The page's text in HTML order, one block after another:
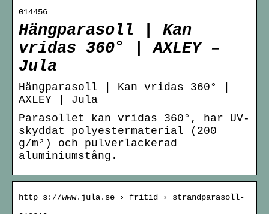
014456
Hängparasoll | Kan
vridas 360° | AXLEY –
Jula
Hängparasoll | Kan vridas 360° |
AXLEY | Jula
Parasollet kan vridas 360°, har UV-
skyddat polyestermaterial (200
g/m²) och pulverlackerad
aluminiumstång.
http s://www.jula.se › fritid › strandparasoll-